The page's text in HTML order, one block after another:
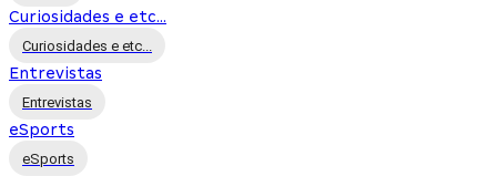
Curiosidades e etc...
Curiosidades e etc...
Entrevistas
Entrevistas
eSports
eSports